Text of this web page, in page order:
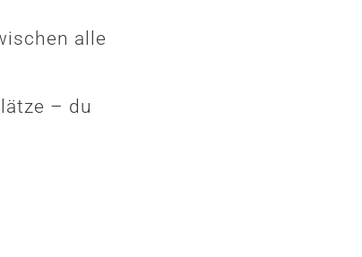
alle
– du